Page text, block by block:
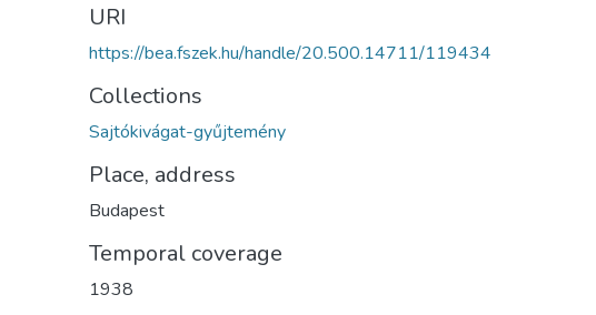
URI
https://bea.fszek.hu/handle/20.500.14711/119434
Collections
Sajtókivágat-gyűjtemény
Place, address
Budapest
Temporal coverage
1938